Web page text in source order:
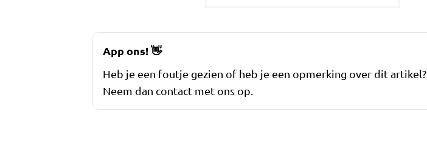
App ons!👋
Heb je een foutje gezien of heb je een opmerking over dit artikel?
Neem dan contact met ons op.